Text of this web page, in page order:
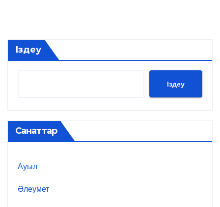
Іздеу
Іздеу
Санаттар
Ауыл
Әлеумет